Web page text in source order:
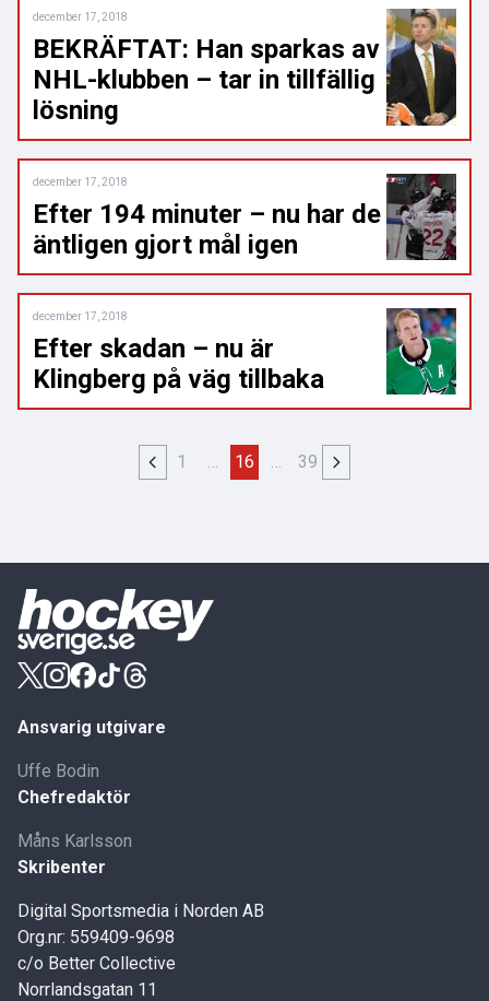
december 17, 2018
BEKRÄFTAT: Han sparkas av
NHL-klubben – tar in tillfällig
lösning
december 17, 2018
Efter 194 minuter – nu har de
äntligen gjort mål igen
december 17, 2018
Efter skadan – nu är
Klingberg på väg tillbaka
1 … 16 … 39
Ansvarig utgivare
Uffe Bodin
Chefredaktör
Måns Karlsson
Skribenter
Digital Sportsmedia i Norden AB
Org.nr: 559409-9698
c/o Better Collective
Norrlandsgatan 11